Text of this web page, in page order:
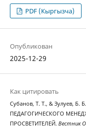
PDF (Кыргызча)
Опубликован
2025-12-29
Как цитировать
Субанов, Т. Т., & Зулуев,
ПЕДАГОГИЧЕСКОГО
ПРОСВЕТИТЕЛЕЙ. Вестник